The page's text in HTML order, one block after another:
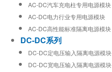
AC-DC汽车充电柱专用电源模块
AC-DC电力行业专用电源模块
AC-DC高性能标准隔离电源模块
DC-DC系列
DC-DC定电压输入隔离电源模块
DC-DC宽电压输入隔离电源模块